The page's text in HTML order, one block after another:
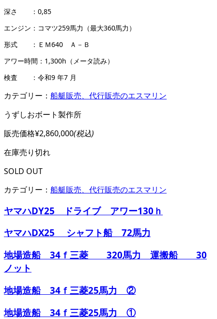
深さ ：0,85
エンジン：コマツ259馬力（最大360馬力）
形式 ：ＥＭ640 Ａ－Ｂ
アワー時間：1,300h（メータ読み）
検査 ：令和9 年7 月
カテゴリー： 船艇販売、代行販売のエスマリン
うずしおボート製作所
販売価格¥2,860,000(税込)
在庫売り切れ
SOLD OUT
カテゴリー： 船艇販売、代行販売のエスマリン
ヤマハDY25 ドライブ アワー130ｈ
ヤマハDX25 シャフト船 72馬力
地場造船 34ｆ三菱 320馬力 運搬船 30
ノット
地場造船 34ｆ三菱25馬力 ②
地場造船 34ｆ三菱25馬力 ①